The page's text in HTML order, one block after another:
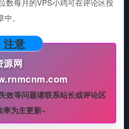
。
注意
源网
效等问题请联系站长或评论区
率为主更新~